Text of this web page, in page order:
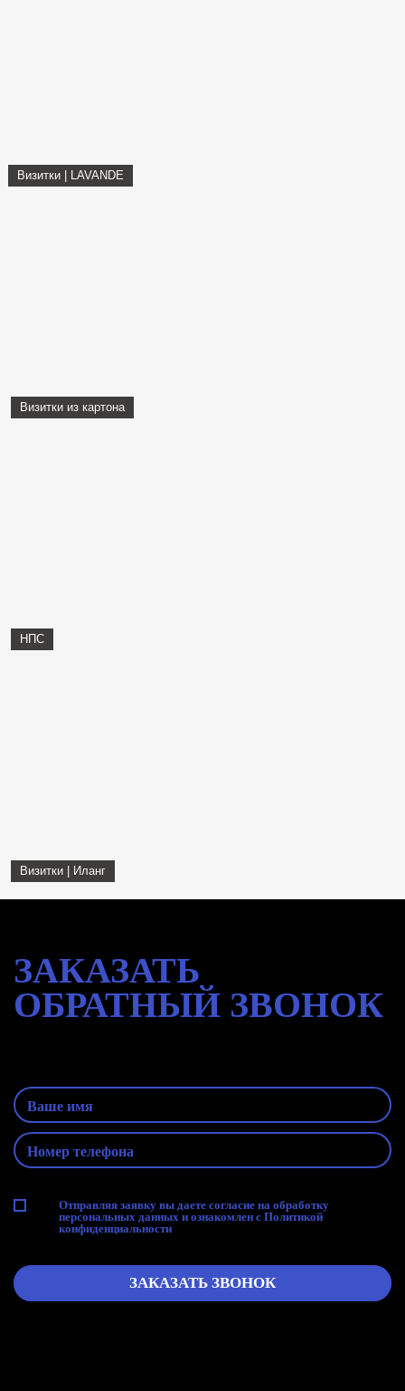
Визитки | LAVANDE
Визитки из картона
НПС
Визитки | Иланг
ЗАКАЗАТЬ
ОБРАТНЫЙ ЗВОНОК
Отправляя заявку вы даете согласие на обработку
персональных данных и ознакомлен с Политикой
конфиденциальности